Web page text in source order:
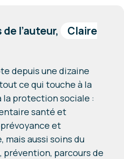
de l’auteur,
Claire
depuis une dizaine
ce qui touche à la
la protection sociale :
santé et
et
mais aussi soins du
prévention, parcours de